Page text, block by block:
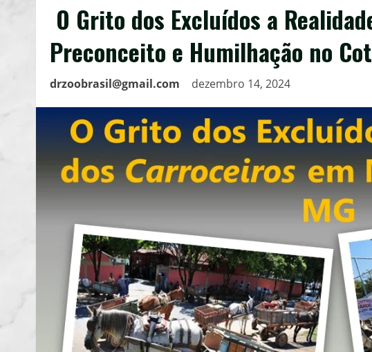
O Grito dos Excluídos a
Preconceito e Humilhação no
drzoobrasil@gmail.com dezembro 14, 2024